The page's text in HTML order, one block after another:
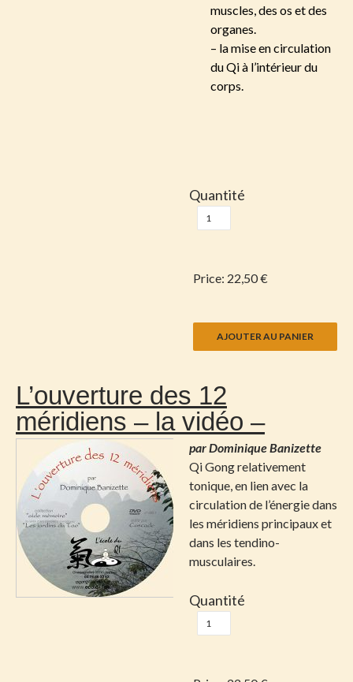
muscles, des os et des
organes.
– la mise en circulation
du Qi à l’intérieur du
corps.
Quantité
Price: 22,50 €
L’ouverture des 12
méridiens – la vidéo –
par Dominique Banizette
Qi Gong relativement
tonique, en lien avec la
circulation de l’énergie dans
les méridiens principaux et
dans les tendino-
musculaires.
Quantité